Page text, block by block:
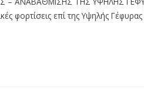
φορτίσεις επί της Υψηλής